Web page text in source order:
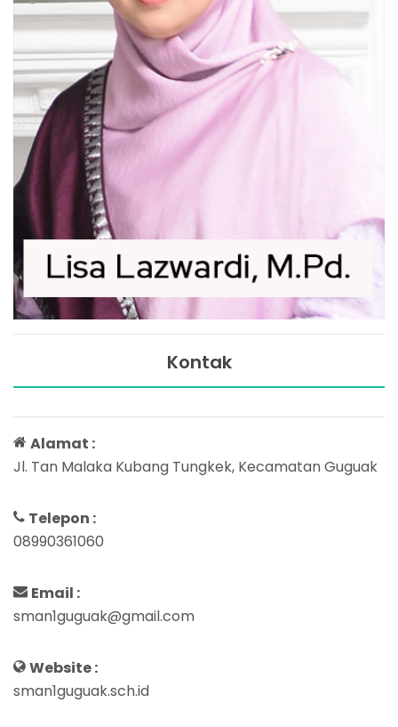
Kontak
Alamat :
Jl. Tan Malaka Kubang Tungkek, Kecamatan Guguak
Telepon :
08990361060
Email :
sman1guguak@gmail.com
Website :
sman1guguak.sch.id